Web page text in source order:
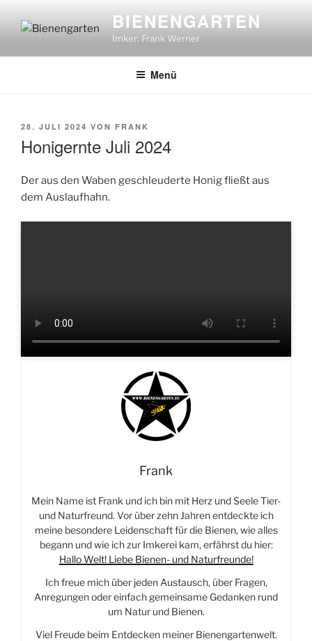
Inhalt
BIENENGARTEN
Imker: Frank Werner
Menü
VERÖFFENTLICHT
28. JULI 2024 VON FRANK
Honigernte Juli 2024
Der aus den Waben geschleuderte Honig fließt aus
dem Auslaufhahn.
Frank
Mein Name ist Frank und ich bin mit Herz und Seele Tier-
und Naturfreund. Vor über zehn Jahren entdeckte ich
meine besondere Leidenschaft für die Bienen, wie alles
begann und wie ich zur Imkerei kam, erfährst du hier:
Hallo Welt! Liebe Bienen- und Naturfreunde!
Ich freue mich über jeden Austausch, über Fragen,
Anregungen oder einfach gemeinsame Gedanken rund
um Natur und Bienen.
Viel Freude beim Entdecken meiner Bienengartenwelt.